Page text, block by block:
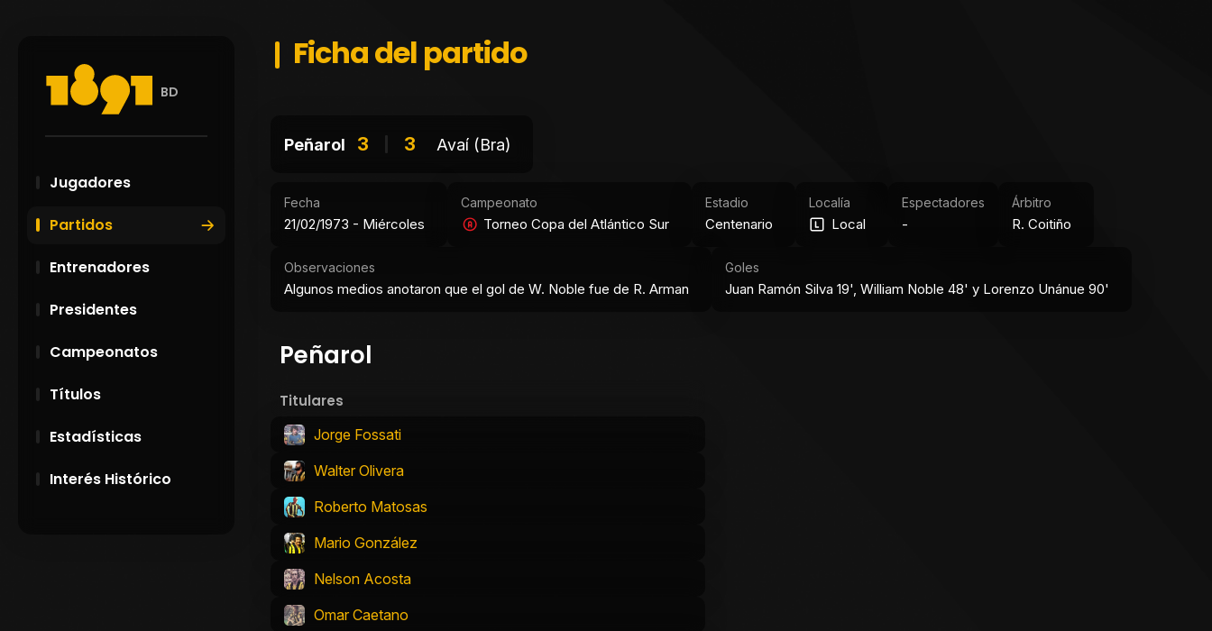
BD
Jugadores
Partidos
Entrenadores
Presidentes
Campeonatos
Títulos
Estadísticas
Interés Histórico
Ficha del partido
Peñarol 3 3 Avaí (Bra)
Fecha
21/02/1973 - Miércoles
Campeonato
Torneo Copa del Atlántico Sur
Estadio
Centenario
Localía
Local
Espectadores
-
Árbitro
R. Coitiño
Observaciones
Algunos medios anotaron que el gol de W. Noble fue de R. Arman
Goles
Juan Ramón Silva 19', William Noble 48' y Lorenzo Unánue 90'
Peñarol
Titulares
Jorge Fossati
Walter Olivera
Roberto Matosas
Mario González
Nelson Acosta
Omar Caetano